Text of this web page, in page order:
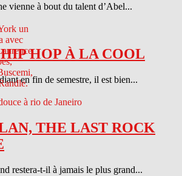
vienne à bout du talent d’Abel...
HOP À LA COOL
en fin de semestre, il est bien...
THE LAST ROCK
restera-t-il à jamais le plus grand...